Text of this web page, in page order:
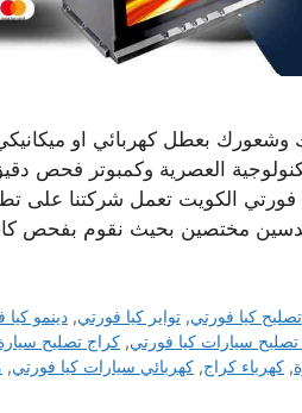
بعطل كهربائي او ميكانيكي
العصرية وكمبوتر فحص
فورتي الكويت تعمل شركتنا على
مختصين بحيث نقوم بفحص
تصليح كيا فورتي,تواير كيا فورتي,دينمو كيا
سيارات كيا فورتي, كراج تصليح
, كهرباء كراج, كهربائي سيارات كيا فورتي,